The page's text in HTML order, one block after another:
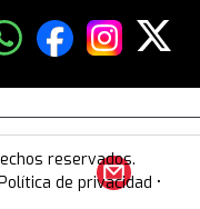
reservados.
de privacidad •